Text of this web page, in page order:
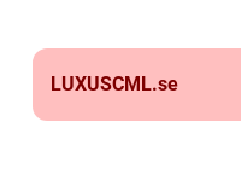
LUXUSCML.se